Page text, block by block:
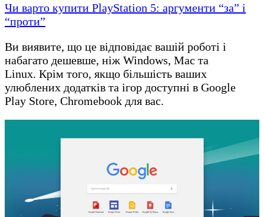
Чи варто купити PlayStation 5: аргументи “за” і
“проти”
Ви виявите, що це відповідає вашій роботі і
набагато дешевше, ніж Windows, Mac та
Linux. Крім того, якщо більшість ваших
улюблених додатків та ігор доступні в Google
Play Store, Chromebook для вас.